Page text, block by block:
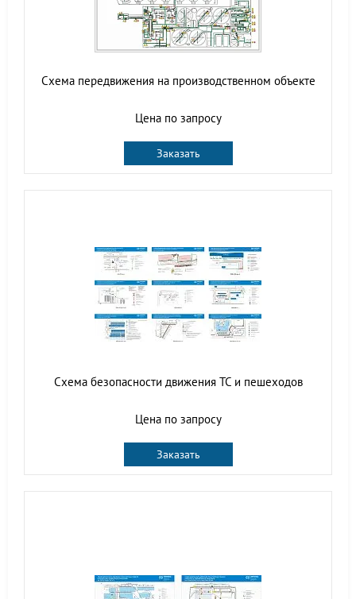
Схема передвижения на производственном объекте
Цена по запросу
Заказать
Схема безопасности движения ТС и пешеходов
Цена по запросу
Заказать